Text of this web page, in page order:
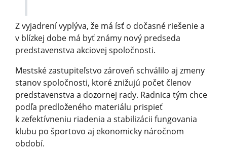
Z vyjadrení vyplýva, že má ísť o dočasné riešenie a
v blízkej dobe má byť známy nový predseda
predstavenstva akciovej spoločnosti.
Mestské zastupiteľstvo zároveň schválilo aj zmeny
stanov spoločnosti, ktoré znižujú počet členov
predstavenstva a dozornej rady. Radnica tým chce
podľa predloženého materiálu prispieť
k zefektívneniu riadenia a stabilizácii fungovania
klubu po športovo aj ekonomicky náročnom
období.